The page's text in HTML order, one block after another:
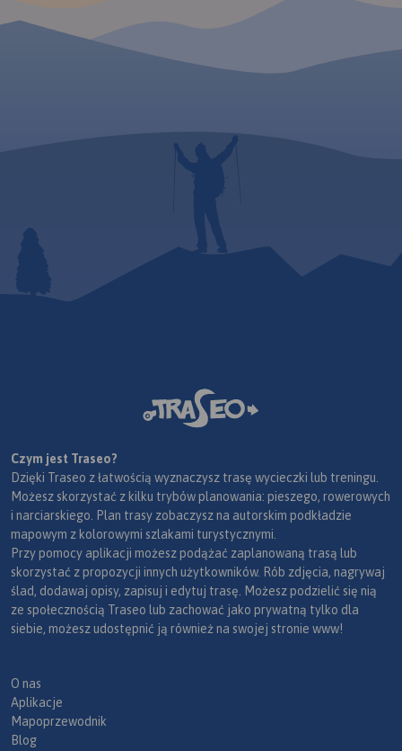
Czym jest Traseo?
Dzięki Traseo z łatwością wyznaczysz trasę wycieczki lub treningu.
Możesz skorzystać z kilku trybów planowania: pieszego, rowerowych
i narciarskiego. Plan trasy zobaczysz na autorskim podkładzie
mapowym z kolorowymi szlakami turystycznymi.
Przy pomocy aplikacji możesz podążać zaplanowaną trasą lub
skorzystać z propozycji innych użytkowników. Rób zdjęcia, nagrywaj
ślad, dodawaj opisy, zapisuj i edytuj trasę. Możesz podzielić się nią
ze społecznością Traseo lub zachować jako prywatną tylko dla
siebie, możesz udostępnić ją również na swojej stronie www!
O nas
Aplikacje
Mapoprzewodnik
Blog